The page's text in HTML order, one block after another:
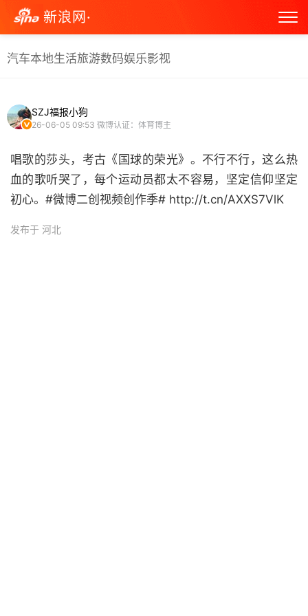
新浪网·
汽车本地生活旅游数码娱乐影视
SZJ福报小狗
26-06-05 09:53 微博认证：体育博主
唱歌的莎头，考古《国球的荣光》。不行不行，这么热
血的歌听哭了，每个运动员都太不容易，坚定信仰坚定
初心。#微博二创视频创作季# http://t.cn/AXXS7VlK ​
发布于 河北